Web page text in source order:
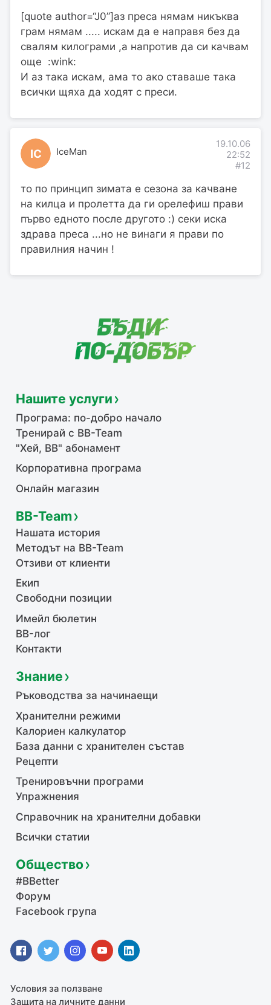
[quote author=“J0”]аз преса нямам никъква
грам нямам ..... искам да е направя без да
свалям килограми ,а напротив да си качвам
още :wink:
И аз така искам, ама то ако ставаше така
всички щяха да ходят с преси.
IC IceMan
19.10.06
22:52
#12
то по принцип зимата е сезона за качване
на килца и пролетта да ги орелефиш прави
първо едното после другото :) секи иска
здрава преса ...но не винаги я прави по
правилния начин !
Нашите услуги
Програма: по-добро начало
Тренирай с BB-Team
"Хей, ВВ" абонамент
Корпоративна програма
Онлайн магазин
BB-Team
Нашата история
Методът на BB-Team
Отзиви от клиенти
Екип
Свободни позиции
Имейл бюлетин
BB-лог
Контакти
Знание
Ръководства за начинаещи
Хранителни режими
Калориен калкулатор
База данни с хранителен състав
Рецепти
Тренировъчни програми
Упражнения
Справочник на хранителни добавки
Всички статии
Общество
#BBetter
Форум
Facebook група
Условия за ползване
Защита на личните данни